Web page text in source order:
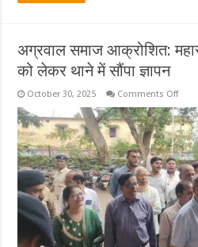
अग्रवाल समाज आक्रोशित:
को लेकर थाने में सौंपा ज्ञापन
October 30, 2025 Comments Offon
समाज
पर
टिप्पणी
को
लेकर
थाने
में
सौंपा